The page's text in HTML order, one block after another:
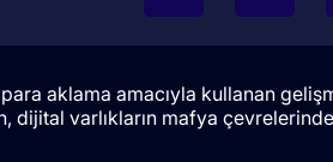
aklama amacıyla kullanan
varlıkların mafya çevrelerinde